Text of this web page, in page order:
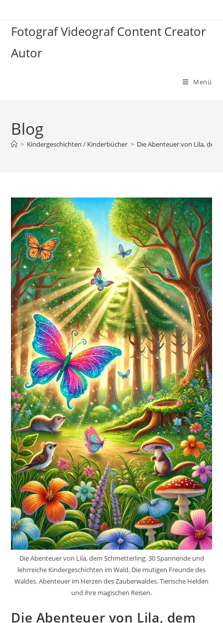
springen
Fotograf Videograf Content Creator
Autor
Menü
Blog
> Kindergeschichten / Kinderbücher > Die Abenteuer von Lila,
Die Abenteuer von Lila, dem Schmetterling. 30 Spannende und
lehrreiche Kindergeschichten im Wald. Die mutigen Freunde des
Waldes. Abenteuer im Herzen des Zauberwaldes. Tierische Helden
und ihre magischen Reisen.
Die Abenteuer von Lila, dem